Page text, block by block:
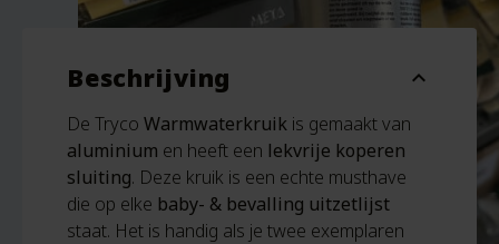
Beschrijving expand_more
De Tryco Warmwaterkruik is gemaakt van
aluminium en heeft een lekvrije koperen
sluiting. Deze kruik is een echte musthave
die op elke baby- & bevalling uitzetlijst
staat. Het is handig als je twee exemplaren